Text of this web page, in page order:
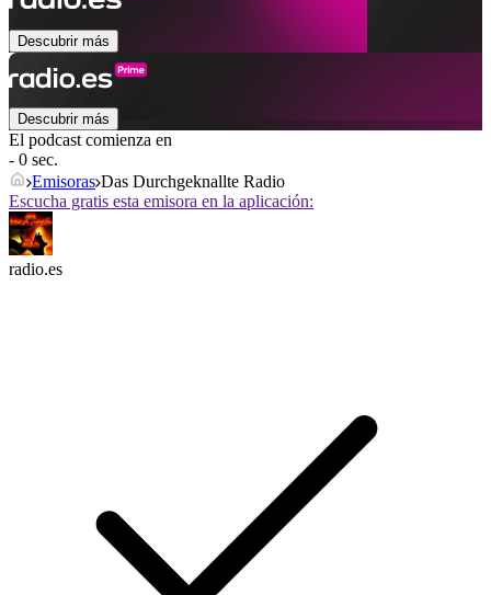
Descubrir más
Descubrir más
El podcast comienza en
- 0 sec.
Emisoras Das Durchgeknallte Radio
Escucha gratis esta emisora en la aplicación:
radio.es